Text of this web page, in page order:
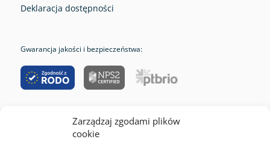
Zarządzaj zgodami plików
cookie
Deklaracja dostępności
Gwarancja jakości i bezpieczeństwa: